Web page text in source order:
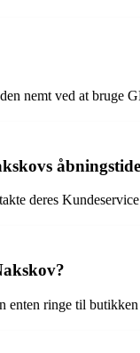
nemt ved at bruge
deres
ringe til